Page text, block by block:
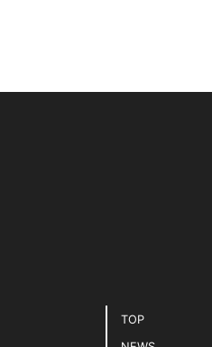
TOP